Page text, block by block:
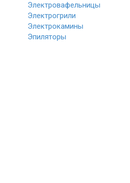
Электровафельницы
Электрогрили
Электрокамины
Эпиляторы